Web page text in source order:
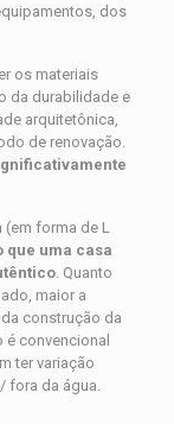
dos
os materiais
da durabilidade e
arquitetônica,
de renovação.
(em forma de L
que uma casa
. Quanto
maior a
construção da
convencional
ter variação
fora da água.